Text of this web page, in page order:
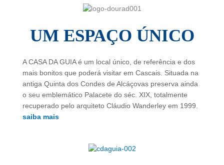
UM ESPAÇO ÚNICO
A CASA DA GUIA é um local único, de referência e dos
mais bonitos que poderá visitar em Cascais. Situada na
antiga Quinta dos Condes de Alcáçovas preserva ainda
o seu emblemático Palacete do séc. XIX, totalmente
recuperado pelo arquiteto Cláudio Wanderley em 1999.
saiba mais